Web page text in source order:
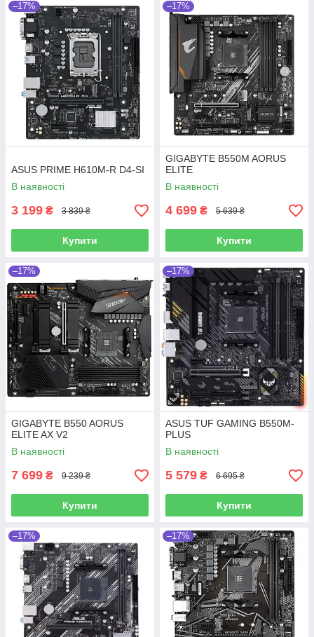
–17%
ASUS PRIME H610M-R D4-SI
В наявності
3 199 ₴ 3 839 ₴
Купити
–17%
GIGABYTE B550M AORUS
ELITE
В наявності
4 699 ₴ 5 639 ₴
Купити
–17%
GIGABYTE B550 AORUS
ELITE AX V2
В наявності
7 699 ₴ 9 239 ₴
Купити
–17%
ASUS TUF GAMING B550M-
PLUS
В наявності
5 579 ₴ 6 695 ₴
Купити
–17% –17%